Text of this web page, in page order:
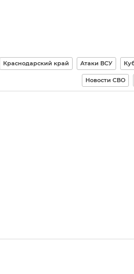
Краснодарский край Атаки ВСУ
Новости СВО